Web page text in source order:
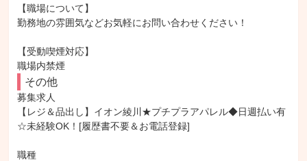
【職場について】
勤務地の雰囲気などお気軽にお問い合わせください！
【受動喫煙対応】
職場内禁煙
その他
募集求人
【レジ＆品出し】イオン綾川★プチプラアパレル◆日週払い有
☆未経験OK！[履歴書不要＆お電話登録]
職種